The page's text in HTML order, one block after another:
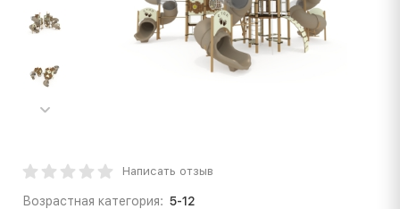
Написать отзыв
Возрастная категория: 5-12